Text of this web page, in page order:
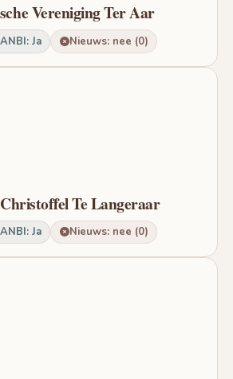
Vereniging Ter Aar
ANBI: Ja Nieuws: nee (0)
Te Langeraar
ANBI: Ja Nieuws: nee (0)